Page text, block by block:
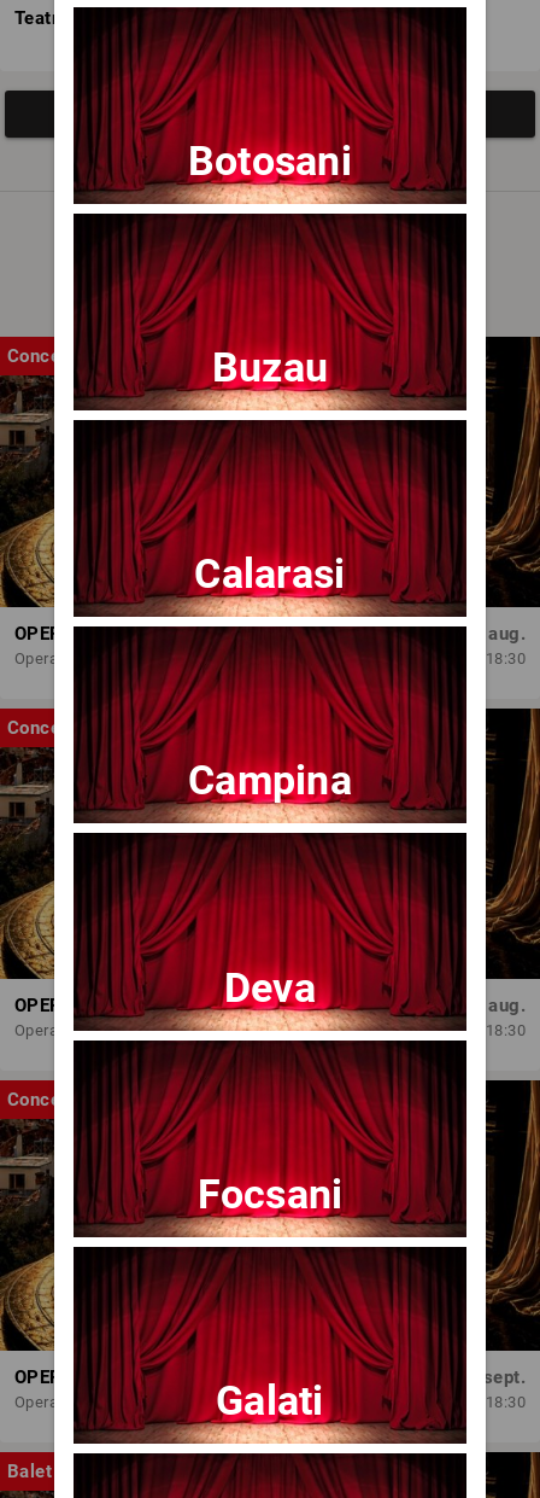
Teatrul Avangardia
Afisați mai multe evenimente
Noutăți
Concert
OPERA BRAȘOV ESTIVAL – ROMANCE & CINEMA - CONCERT
Opera Brasov
Sâm, 29 aug.
18:30
Concert
OPERA BRAȘOV ESTIVAL – ARMONII DE VARĂ - CVINTETUL VOCAL ANATOLY - CONCERT
Opera Brasov
Dum, 30 aug.
18:30
Concert
OPERA BRAȘOV ESTIVAL – SEARĂ DE OPERĂ – CONCERT EXTRAORDINAR
Opera Brasov
Sâm, 5 sept.
18:30
Balet
Botosani
Buzau
Calarasi
Campina
Deva
Focsani
Galati